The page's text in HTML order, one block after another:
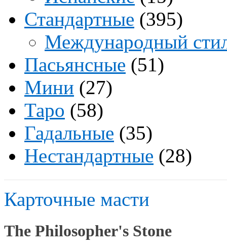
Стандартные (395)
Международный
Пасьянсные (51)
Мини (27)
Таро (58)
Гадальные (35)
Нестандартные (28)
Карточные масти
The Philosopher's Stone